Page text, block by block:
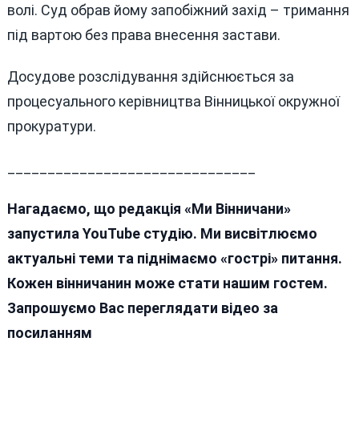
волі. Суд обрав йому запобіжний захід – тримання
під вартою без права внесення застави.
Досудове розслідування здійснюється за
процесуального керівництва Вінницької окружної
прокуратури.
Нагадаємо, що редакція «Ми Вінничани»
запустила YouTube студію. Ми висвітлюємо
актуальні теми та піднімаємо «гострі» питання.
Кожен вінничанин може стати нашим гостем.
Запрошуємо Вас переглядати відео за
посиланням